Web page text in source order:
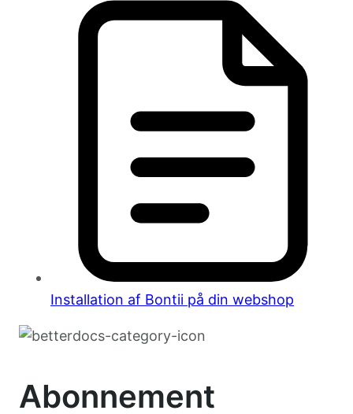
Installation af Bontii på din webshop
Abonnement